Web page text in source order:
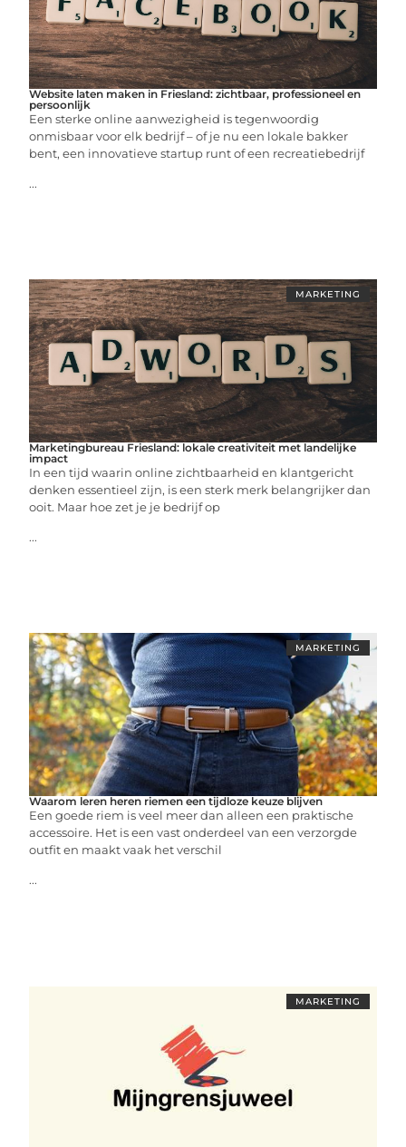
Website laten maken in Friesland: zichtbaar, professioneel en
persoonlijk
Een sterke online aanwezigheid is tegenwoordig
onmisbaar voor elk bedrijf – of je nu een lokale bakker
bent, een innovatieve startup runt of een recreatiebedrijf
...
MARKETING
Marketingbureau Friesland: lokale creativiteit met landelijke
impact
In een tijd waarin online zichtbaarheid en klantgericht
denken essentieel zijn, is een sterk merk belangrijker dan
ooit. Maar hoe zet je je bedrijf op
...
MARKETING
Waarom leren heren riemen een tijdloze keuze blijven
Een goede riem is veel meer dan alleen een praktische
accessoire. Het is een vast onderdeel van een verzorgde
outfit en maakt vaak het verschil
...
MARKETING